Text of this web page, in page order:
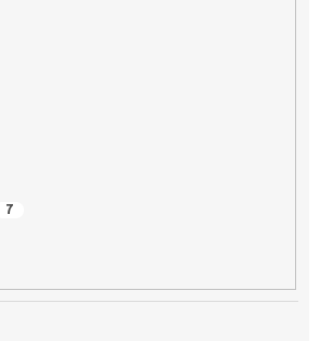
7